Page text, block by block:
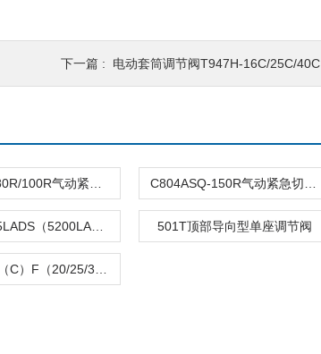
下一篇 : 电动套筒调节阀T947H-16C/25C/40C
501T顶部导向型单座调节阀